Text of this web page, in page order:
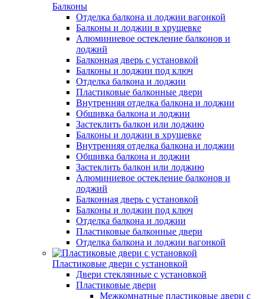
Балконы
Отделка балкона и лоджии вагонкой
Балконы и лоджии в хрущевке
Алюминиевое остекление балконов и
лоджий
Балконная дверь с установкой
Балконы и лоджии под ключ
Отделка балкона и лоджии
Пластиковые балконные двери
Внутренняя отделка балкона и лоджии
Обшивка балкона и лоджии
Застеклить балкон или лоджию
Балконы и лоджии в хрущевке
Внутренняя отделка балкона и лоджии
Обшивка балкона и лоджии
Застеклить балкон или лоджию
Алюминиевое остекление балконов и
лоджий
Балконная дверь с установкой
Балконы и лоджии под ключ
Отделка балкона и лоджии
Пластиковые балконные двери
Отделка балкона и лоджии вагонкой
Пластиковые двери с установкой
Двери стеклянные с установкой
Пластиковые двери
Межкомнатные пластиковые двери с